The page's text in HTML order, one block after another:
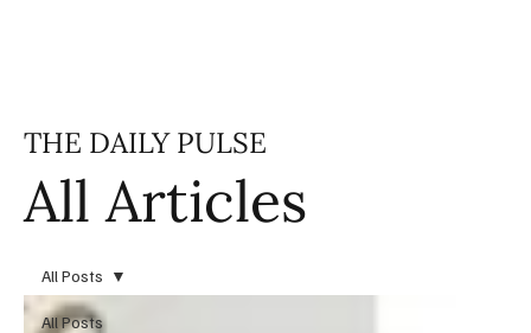
All Articles
THE DAILY PULSE
All Posts
All Posts